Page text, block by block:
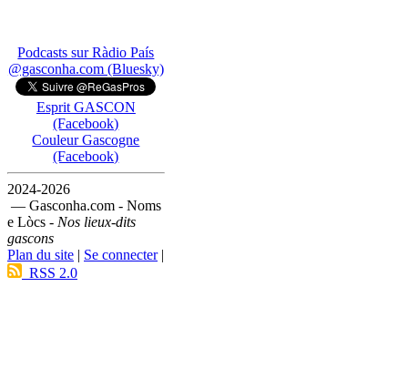
Podcasts sur Ràdio País
@gasconha.com (Bluesky)
Esprit GASCON
(Facebook)
Couleur Gascogne
(Facebook)
2024-2026
— Gasconha.com - Noms
e Lòcs - Nos lieux-dits
gascons
Plan du site | Se connecter|
RSS 2.0